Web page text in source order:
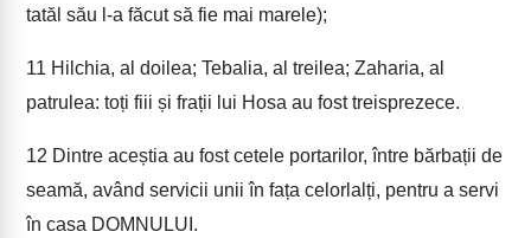
tatăl său l-a făcut să fie mai marele);
11 Hilchia, al doilea; Tebalia, al treilea; Zaharia, al
patrulea: toți fiii și frații lui Hosa au fost treisprezece.
12 Dintre aceștia au fost cetele portarilor, între bărbații de
seamă, având servicii unii în fața celorlalți, pentru a servi
în casa DOMNULUI.